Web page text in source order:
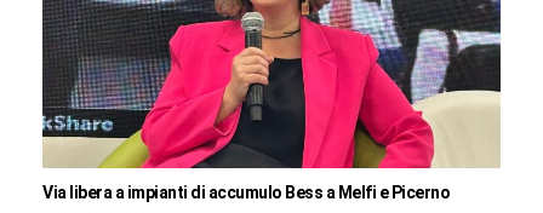
Via libera a impianti di accumulo Bess a Melfi e Picerno